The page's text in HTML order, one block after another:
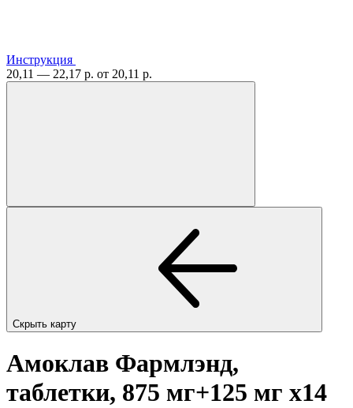
Инструкция
20,11 — 22,17 р. от 20,11 р.
Скрыть карту
Амоклав Фармлэнд,
таблетки, 875 мг+125 мг x14